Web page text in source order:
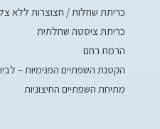
כריתת שחלות / חצוצרות ללא
כריתת ציסטה שחלתית
הרמת רחם
הקטנת השפתיים הפנימיות –
מתיחת השפתיים החיצוניות